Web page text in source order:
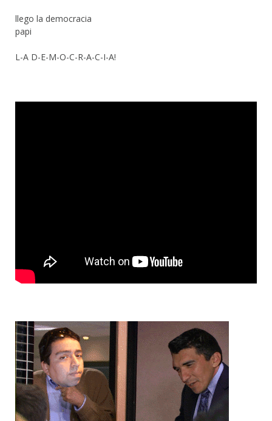
llego la democracia
papi
L-A D-E-M-O-C-R-A-C-I-A!